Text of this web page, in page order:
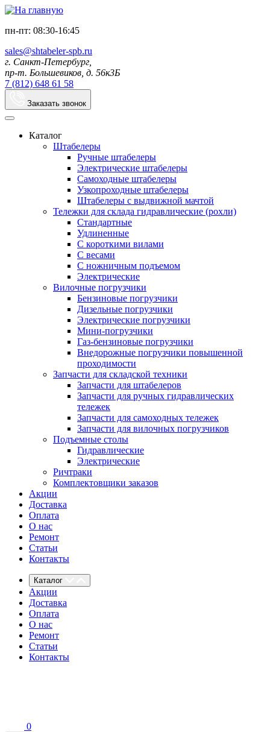
пн-пт: 08:30-16:45
sales@shtabeler-spb.ru
г. Санкт-Петербург,
пр-т. Большевиков, д. 56к3Б
7 (812) 648 61 58
Заказать звонок
Каталог
Штабелеры
Ручные штабелеры
Электрические штабелеры
Самоходные штабелеры
Узкопроходные штабелеры
Штабелеры с выдвижной мачтой
Тележки для склада гидравлические (рохли)
Стандартные
Удлиненные
С короткими вилами
С весами
С ножничным подъемом
Электрические
Вилочные погрузчики
Бензиновые погрузчики
Дизельные погрузчики
Электрические погрузчики
Мини-погрузчики
Газ-бензиновые погрузчики
Внедорожные погрузчики повышенной
проходимости
Запчасти для складской техники
Запчасти для штабелеров
Запчасти для ручных гидравлических
тележек
Запчасти для самоходных тележек
Запчасти для вилочных погрузчиков
Подъемные столы
Гидравлические
Электрические
Ричтраки
Комплектовщики заказов
Акции
Доставка
Оплата
О нас
Ремонт
Статьи
Контакты
Каталог
Акции
Доставка
Оплата
О нас
Ремонт
Статьи
Контакты
0